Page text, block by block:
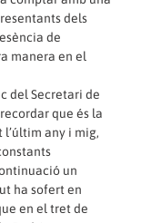
dels
de
manera en el
del Secretari de
que és la
any i mig,
un
ha sofert en
en el tret de